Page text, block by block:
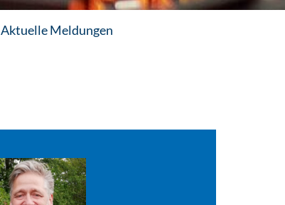
Aktuelle Meldungen